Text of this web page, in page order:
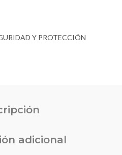
Y PROTECCIÓN
adicional